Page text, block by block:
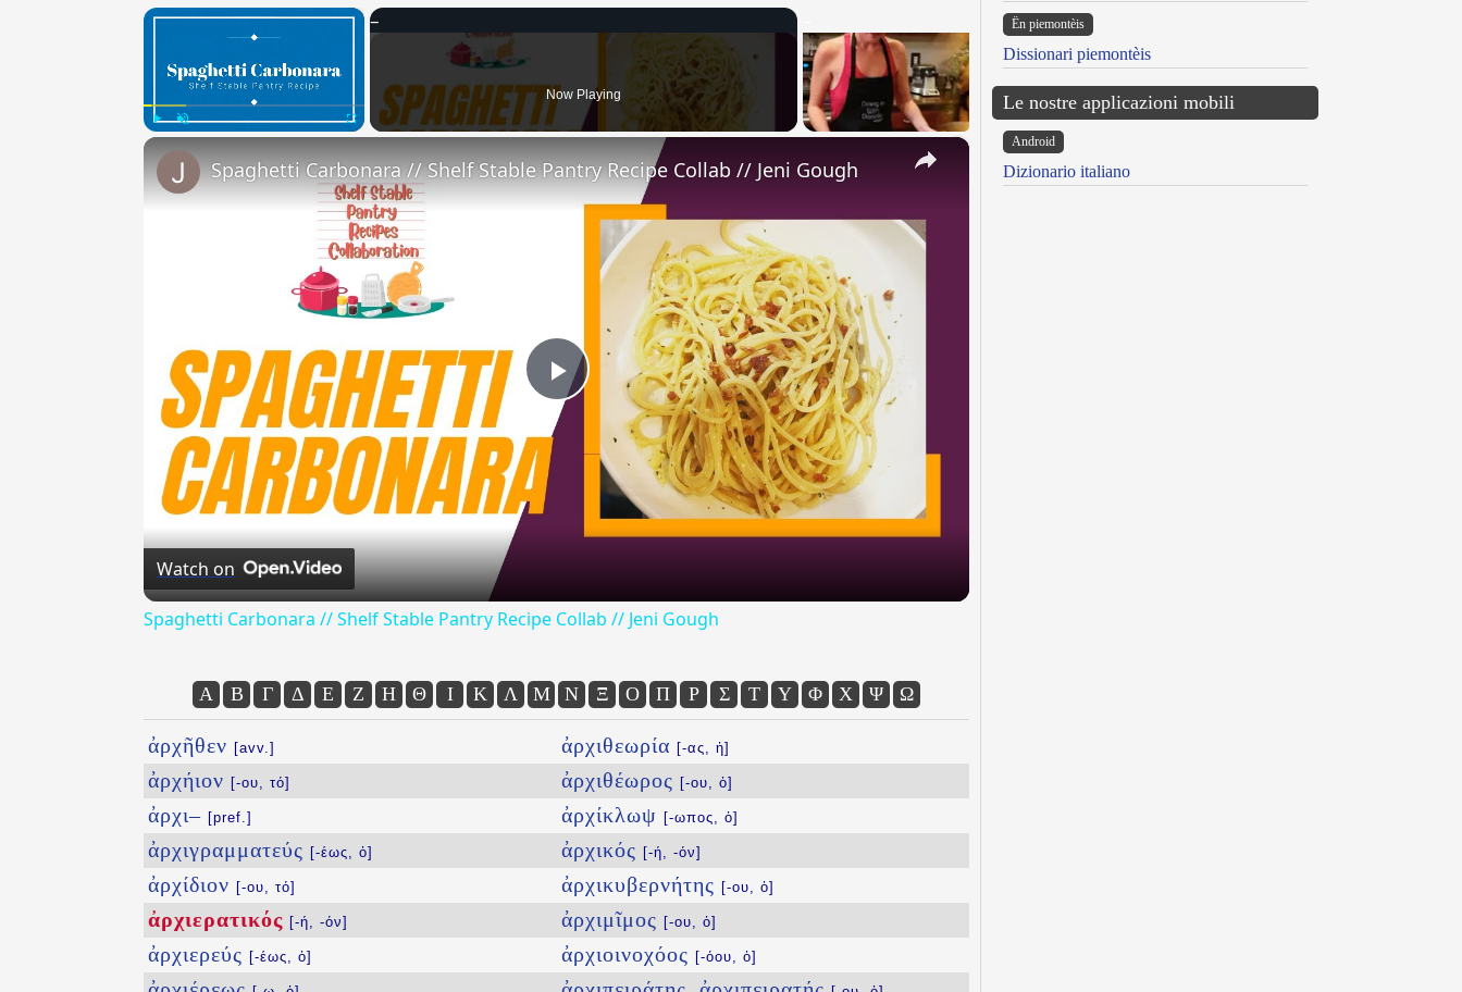
×
Now Playing
×
Play
Video
Spaghetti Carbonara // Shelf Stable Pantry Recipe Collab // Jeni Gough
Watch on
Spaghetti Carbonara // Shelf Stable Pantry Recipe Collab // Jeni Gough
Α Β Γ Δ Ε Ζ Η Θ Ι Κ Λ Μ Ν Ξ Ο Π Ρ Σ Τ Υ Φ Χ Ψ Ω
ἀρχῆθεν [avv.]
ἀρχήιον [-ου, τό]
ἀρχι– [pref.]
ἀρχιγραμματεύς [-έως, ὁ]
ἀρχίδιον [-ου, τό]
ἀρχιερατικός [-ή, -όν]
ἀρχιερεύς [-έως, ὁ]
ἀρχιθεωρία [-ας, ἡ]
ἀρχιθέωρος [-ου, ὁ]
ἀρχίκλωψ [-ωπος, ὁ]
ἀρχικός [-ή, -όν]
ἀρχικυβερνήτης [-ου, ὁ]
ἀρχιμῖμος [-ου, ὁ]
ἀρχιοινοχόος [-όου, ὁ]
Ën piemontèis
Dissionari piemontèis
Le nostre applicazioni mobili
Android
Dizionario italiano